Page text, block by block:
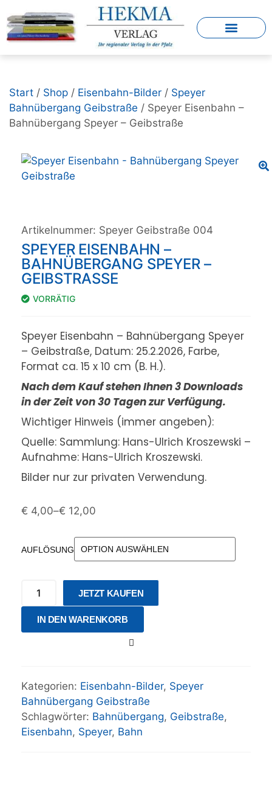
Start / Shop / Eisenbahn-Bilder / Speyer
Bahnübergang Geibstraße / Speyer Eisenbahn –
Bahnübergang Speyer – Geibstraße
Artikelnummer: Speyer Geibstraße 004
SPEYER EISENBAHN –
BAHNÜBERGANG SPEYER –
GEIBSTRASSE
VORRÄTIG
Speyer Eisenbahn – Bahnübergang Speyer
– Geibstraße, Datum: 25.2.2026, Farbe,
Format ca. 15 x 10 cm (B. H.).
Nach dem Kauf stehen Ihnen 3 Downloads
in der Zeit von 30 Tagen zur Verfügung.
Wichtiger Hinweis (immer angeben):
Quelle: Sammlung: Hans-Ulrich Kroszewski –
Aufnahme: Hans-Ulrich Kroszewski.
Bilder nur zur privaten Verwendung.
€ 4,00–€ 12,00
AUFLÖSUNG
JETZT KAUFEN
IN DEN WARENKORB
Kategorien: Eisenbahn-Bilder, Speyer
Bahnübergang Geibstraße
Schlagwörter: Bahnübergang, Geibstraße,
Eisenbahn, Speyer, Bahn